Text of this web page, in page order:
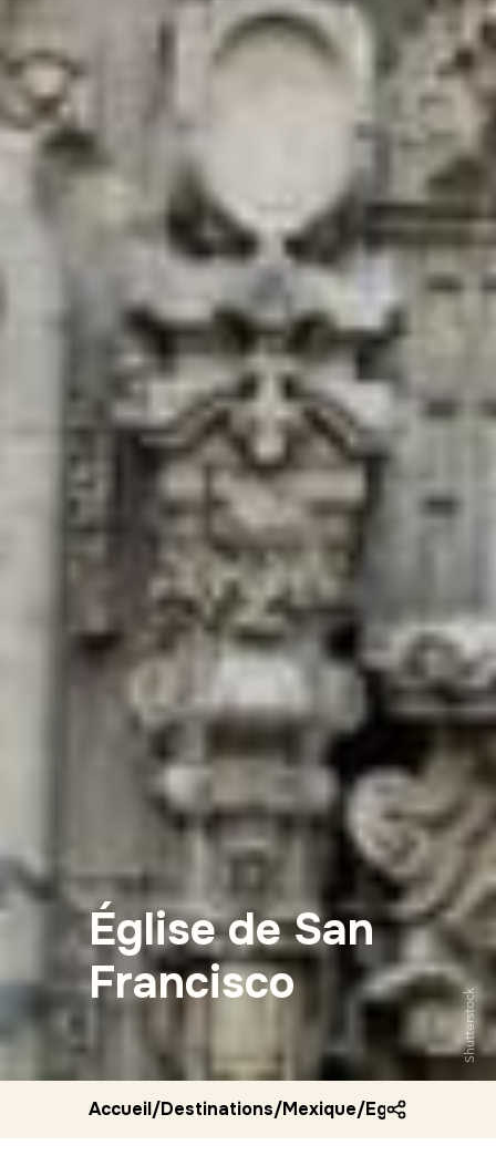
Église de San
Francisco
Shutterstock
Accueil/Destinations/Mexique/Eglise de san